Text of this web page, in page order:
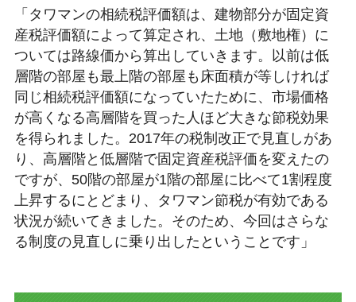
「タワマンの相続税評価額は、建物部分が固定資
産税評価額によって算定され、土地（敷地権）に
ついては路線価から算出していきます。以前は低
層階の部屋も最上階の部屋も床面積が等しければ
同じ相続税評価額になっていたために、市場価格
が高くなる高層階を買った人ほど大きな節税効果
を得られました。2017年の税制改正で見直しがあ
り、高層階と低層階で固定資産税評価を変えたの
ですが、50階の部屋が1階の部屋に比べて1割程度
上昇するにとどまり、タワマン節税が有効である
状況が続いてきました。そのため、今回はさらな
る制度の見直しに乗り出したということです」